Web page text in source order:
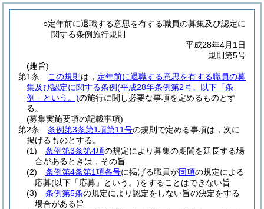
○定年前に退職する意思を有する職員の募集及び認定に
関する条例施行規則
平成28年4月1日
規則第5号
(趣旨)
第1条
この規則 は， 定年前に退職する意思を有する職員の募
集及び認定に関する条例(平成28年条例第2号。以下「条
例」という。)の施行に関し必要な事項を定めるものとす
る。
(募集実施要項の記載事項)
第2条
条例第3条第1項第11号の規則で定める事項は，次に
掲げるものとする。
(1)
条例第3条第4項の規定により募集の期間を延長する場
合があるときは，その旨
(2)
条例第4条第1項各号に掲げる職員が同項の規定による
応募(以下「応募」という。)をすることはできない旨
(3)
条例第5条の規定により認定をしない旨の決定をする
場合がある旨